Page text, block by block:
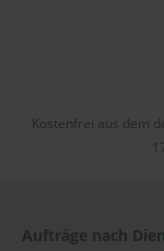
Kostenfrei aus dem
Aufträge nach